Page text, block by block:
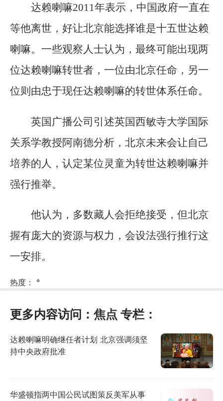
达赖喇嘛2011年表示，中国政府一直在
等他离世，好让北京能选择谁是十五世达赖
喇嘛。一些观察人士认为，最终可能出现两
位达赖喇嘛转世者，一位由北京任命，另一
位则由忠于现任达赖喇嘛的转世体系任命。
英国广播公司引述英国西敏寺大学国际
关系学教授阿南德分析，北京未来会让自己
培养的人，认定某位灵童为转世达赖喇嘛并
强行推举。
他认为，多数藏人会拒绝接受，但北京
握有庞大的资源与权力，会设法强行推行这
一安排。
热度： °
更多内容访问： 焦点 专栏：
达赖喇嘛明确继任者计划 北京强调须坚
持中央政府批准
华盛顿指两中国公民试图策反美军从事